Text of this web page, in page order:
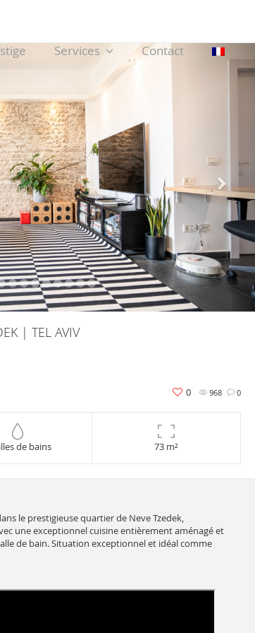
Services Contact
| TEL AVIV
968 0
0
de bains 73 m²
le prestigieuse quartier de Neve Tzedek,
une exceptionnel cuisine entièrement aménagé et
de bain. Situation exceptionnel et idéal comme